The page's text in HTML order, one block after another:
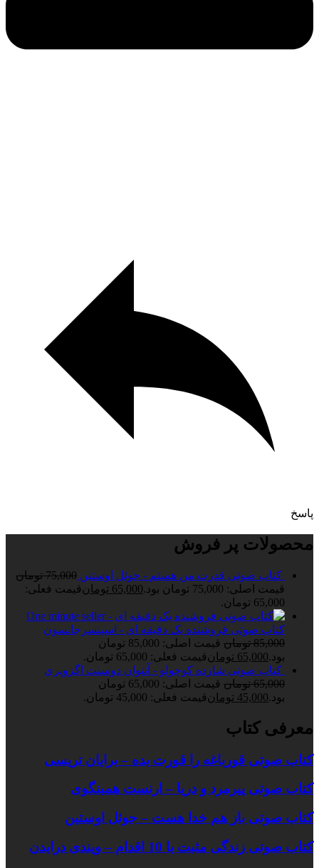
پاسخ
محصولات پر فروش
کتاب صوتی قدرت من هستم - جوئل اوستین 75,000 تومان
قیمت اصلی: 75,000 تومان بود.
65,000 تومانقیمت فعلی:
65,000 تومان.
کتاب صوتی فروشنده یک دقیقه ای - اسپنسرجانسون
85,000 تومان
قیمت اصلی: 85,000 تومان
بود.65,000 تومانقیمت فعلی: 65,000 تومان.
کتاب صوتی شازده کوچولو - آنتوان دوسنت اگزوپری
65,000 تومان
قیمت اصلی: 65,000 تومان
بود.45,000 تومانقیمت فعلی: 45,000 تومان.
معرفی کتاب
کتاب صوتی قورباغه را قورت بده – برایان تریسی
کتاب صوتی پیرمرد و دریا – ارنست همینگوی
کتاب صوتی باز هم خدا هست – جوئل اوستین
کتاب صوتی زندگی مثبت با 10 اقدام – ویندی درایدن